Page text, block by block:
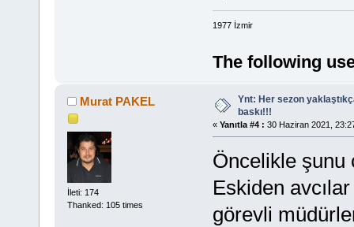
1977 İzmir
The following
Murat PAKEL
İleti: 174
Thanked: 105 times
Ynt: Her sezon
baskı!!!
« Yanıtla #4 : 30 Haziran 2021,
Öncelikle şunu
Eskiden
görevli